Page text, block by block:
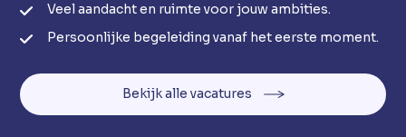
Veel aandacht en ruimte voor jouw ambities.
Persoonlijke begeleiding vanaf het eerste moment.
Bekijk alle vacatures